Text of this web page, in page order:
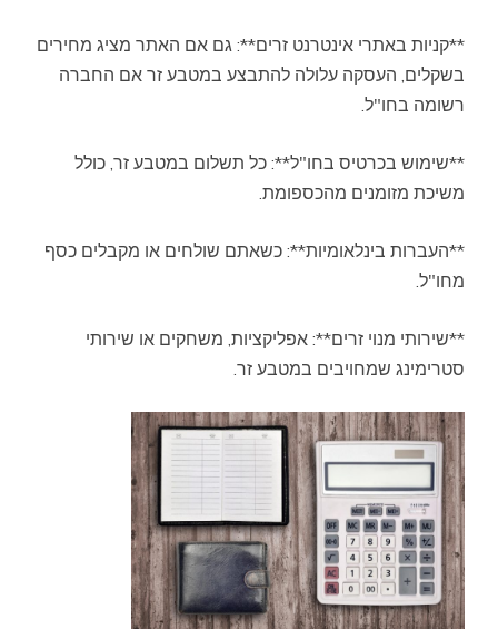
**קניות באתרי אינטרנט זרים**: גם אם האתר מציג מחירים
בשקלים, העסקה עלולה להתבצע במטבע זר אם החברה
רשומה בחו"ל.
**שימוש בכרטיס בחו"ל**: כל תשלום במטבע זר, כולל
משיכת מזומנים מהכספומת.
**העברות בינלאומיות**: כשאתם שולחים או מקבלים כסף
מחו"ל.
**שירותי מנוי זרים**: אפליקציות, משחקים או שירותי
סטרימינג שמחויבים במטבע זר.